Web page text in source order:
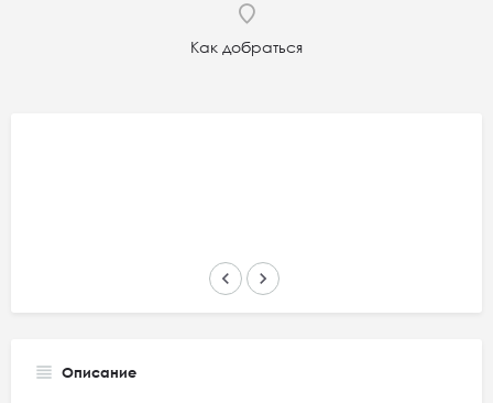
Как добраться
keyboard_arrow_left keyboard_arrow_right
Описание